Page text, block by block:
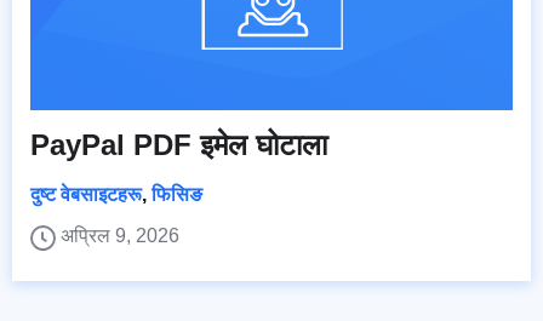
PayPal PDF इमेल घोटाला
दुष्ट वेबसाइटहरू,फिसिङ
अप्रिल 9, 2026